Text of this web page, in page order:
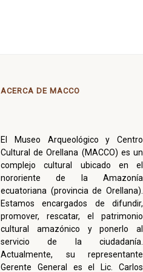
ACERCA DE MACCO
El Museo Arqueológico y Centro
Cultural de Orellana (MACCO) es un
complejo cultural ubicado en el
nororiente de la Amazonía
ecuatoriana (provincia de Orellana).
Estamos encargados de difundir,
promover, rescatar, el patrimonio
cultural amazónico y ponerlo al
servicio de la ciudadanía.
Actualmente, su representante
Gerente General es el Lic. Carlos